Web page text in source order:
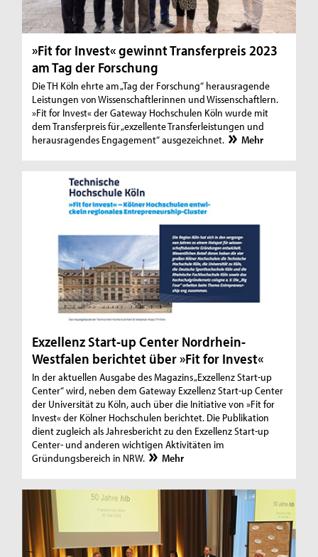
»Fit for Invest« gewinnt Transferpreis 2023
am Tag der Forschung
Die TH Köln ehrte am „Tag der Forschung“ herausragende
Leistungen von Wissenschaftlerinnen und Wissenschaftlern.
»Fit for Invest« der Gateway Hochschulen Köln wurde mit
dem Transferpreis für „exzellente Transferleistungen und
herausragendes Engagement“ ausgezeichnet.
Mehr
Exzellenz Start-up Center Nordrhein-
Westfalen berichtet über »Fit for Invest«
In der aktuellen Ausgabe des Magazins „Exzellenz Start-up
Center“ wird, neben dem Gateway Exzellenz Start-up Center
der Universität zu Köln, auch über die Initiative von »Fit for
Invest« der Kölner Hochschulen berichtet. Die Publikation
dient zugleich als Jahresbericht zu den Exzellenz Start-up
Center- und anderen wichtigen Aktivitäten im
Gründungsbereich in NRW.
Mehr